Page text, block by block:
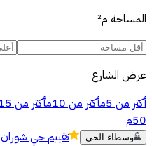
المساحة م²
عرض الشارع
أكثر من 5م
أكثر من 10م أكثر من 15م
50م
وسطاء الحي تقييمحي شوران